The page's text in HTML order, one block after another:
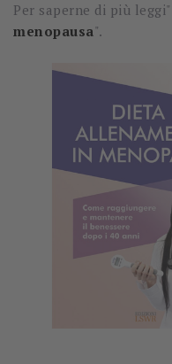
Per saperne di più leggi"
menopausa".